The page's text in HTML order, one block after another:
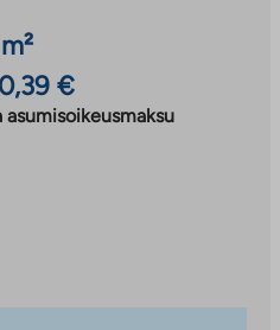
€
asumisoikeusmaksu